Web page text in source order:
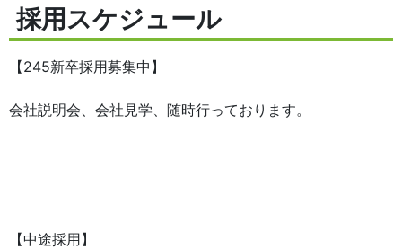
採用スケジュール
【245新卒採用募集中】
会社説明会、会社見学、随時行っております。
【中途採用】